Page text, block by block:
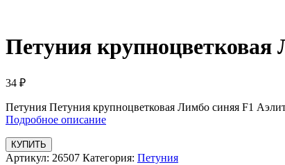
Петуния
34 ₽
Петуния Петуния крупноцветковая Лимбо синяя F1
Подробное описание
КУПИТЬ
Артикул: 26507 Категория: Петуния